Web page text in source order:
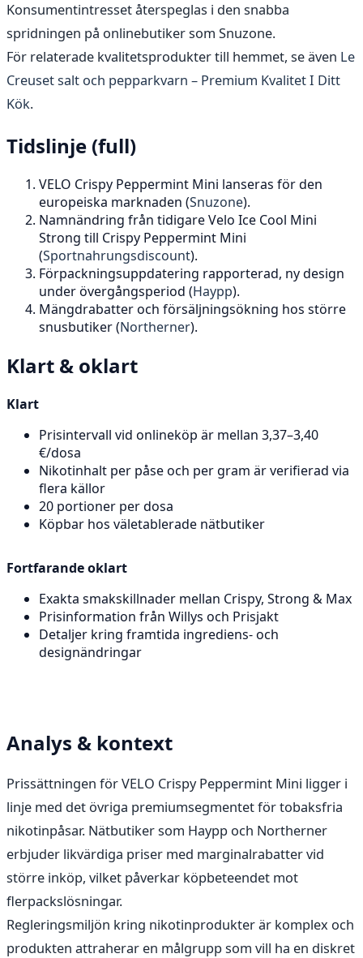
Konsumentintresset återspeglas i den snabba
spridningen på onlinebutiker som Snuzone.
För relaterade kvalitetsprodukter till hemmet, se även Le
Creuset salt och pepparkvarn – Premium Kvalitet I Ditt
Kök.
Tidslinje (full)
VELO Crispy Peppermint Mini lanseras för den
europeiska marknaden (Snuzone).
Namnändring från tidigare Velo Ice Cool Mini
Strong till Crispy Peppermint Mini
(Sportnahrungsdiscount).
Förpackningsuppdatering rapporterad, ny design
under övergångsperiod (Haypp).
Mängdrabatter och försäljningsökning hos större
snusbutiker (Northerner).
Klart & oklart
Klart
Prisintervall vid onlineköp är mellan 3,37–3,40
€/dosa
Nikotinhalt per påse och per gram är verifierad via
flera källor
20 portioner per dosa
Köpbar hos väletablerade nätbutiker
Fortfarande oklart
Exakta smakskillnader mellan Crispy, Strong & Max
Prisinformation från Willys och Prisjakt
Detaljer kring framtida ingrediens- och
designändringar
Analys & kontext
Prissättningen för VELO Crispy Peppermint Mini ligger i
linje med det övriga premiumsegmentet för tobaksfria
nikotinpåsar. Nätbutiker som Haypp och Northerner
erbjuder likvärdiga priser med marginalrabatter vid
större inköp, vilket påverkar köpbeteendet mot
flerpackslösningar.
Regleringsmiljön kring nikotinprodukter är komplex och
produkten attraherar en målgrupp som vill ha en diskret